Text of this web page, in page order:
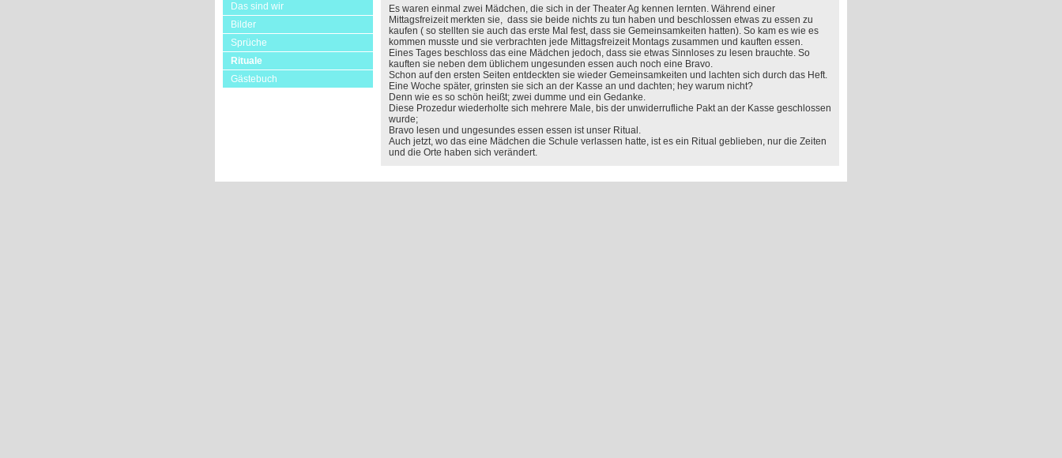
Das sind wir
Bilder
Sprüche
Rituale
Gästebuch
Es waren einmal zwei Mädchen, die sich in der Theater Ag kennen lernten. Während einer
Mittagsfreizeit merkten sie, dass sie beide nichts zu tun haben und beschlossen etwas zu essen zu
kaufen ( so stellten sie auch das erste Mal fest, dass sie Gemeinsamkeiten hatten). So kam es wie es
kommen musste und sie verbrachten jede Mittagsfreizeit Montags zusammen und kauften essen.
Eines Tages beschloss das eine Mädchen jedoch, dass sie etwas Sinnloses zu lesen brauchte. So
kauften sie neben dem üblichem ungesunden essen auch noch eine Bravo.
Schon auf den ersten Seiten entdeckten sie wieder Gemeinsamkeiten und lachten sich durch das Heft.
Eine Woche später, grinsten sie sich an der Kasse an und dachten; hey warum nicht?
Denn wie es so schön heißt; zwei dumme und ein Gedanke.
Diese Prozedur wiederholte sich mehrere Male, bis der unwiderrufliche Pakt an der Kasse geschlossen
wurde;
Bravo lesen und ungesundes essen essen ist unser Ritual.
Auch jetzt, wo das eine Mädchen die Schule verlassen hatte, ist es ein Ritual geblieben, nur die Zeiten
und die Orte haben sich verändert.